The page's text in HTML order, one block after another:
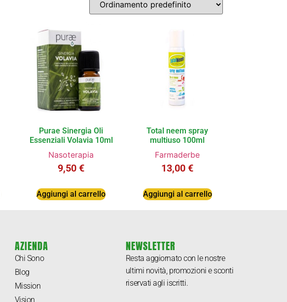
Purae Sinergia Oli
Essenziali Volavia 10ml
Nasoterapia
9,50€
Aggiungi al carrello
Total neem spray
multiuso 100ml
Farmaderbe
13,00€
Aggiungi al carrello
AZIENDA
Chi Sono
Blog
Mission
Vision
NEWSLETTER
Resta aggiornato con le nostre
ultimi novità, promozioni e sconti
riservati agli iscritti.